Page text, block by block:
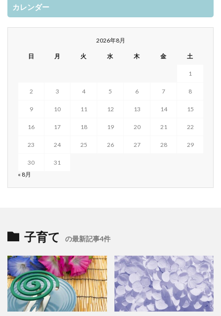
カレンダー
2026年8月
日 月 火 水 木 金 土
1
2 3 4 5 6 7 8
9 10 11 12 13 14 15
16 17 18 19 20 21 22
23 24 25 26 27 28 29
30
31
« 8月
子育て の最新記事4件